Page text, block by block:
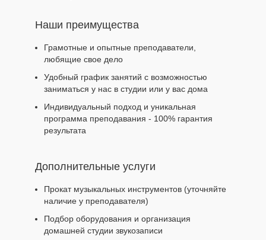
Наши преимущества
Грамотные и опытные преподаватели,
любящие свое дело
Удобный график занятий с возможностью
заниматься у нас в студии или у вас дома
Индивидуальный подход и уникальная
программа преподавания - 100% гарантия
результата
Дополнительные услуги
Прокат музыкальных инструментов (уточняйте
наличие у преподавателя)
Подбор оборудования и организация
домашней студии звукозаписи